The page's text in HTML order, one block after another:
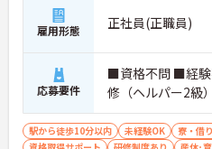
雇用形態 正社員(正職員)
応募要件
■資格不問 ■経
修（ヘルパー2級
駅から徒歩10分以内 未経験OK 寮・借